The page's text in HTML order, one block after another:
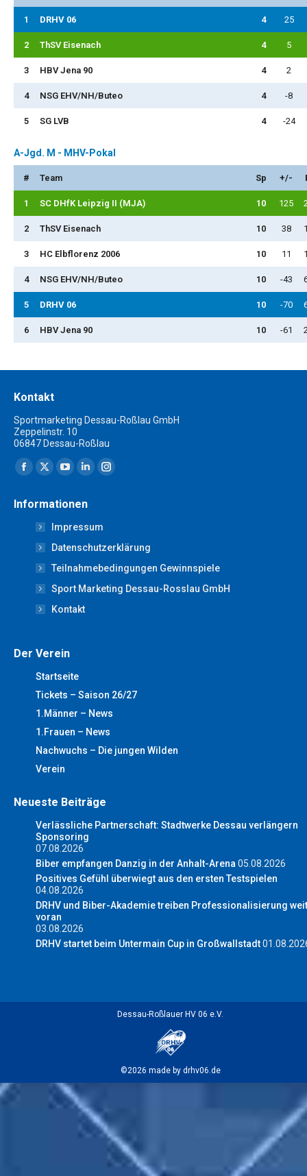
1 DRHV 06 4 25
2 ThSV Eisenach 4 5
3 HBV Jena 90 4 2
4 NSG EHV/NH/Buteo 4 -8
5 SG LVB 4 -24
A-Jgd. M - MHV-Pokal
# Team Sp +/-
1 SC DHfK Leipzig II (MJA) 10 125
2 ThSV Eisenach 10 38
3 HC Elbflorenz 2006 10 11
4 NSG EHV/NH/Buteo 10 -43
5 DRHV 06 10 -70
6 HBV Jena 90 10 -61
Kontakt
Sportmarketing Dessau-Roßlau GmbH
Zeppelinstr. 10
06847 Dessau-Roßlau
Finden Sie uns auf:
Facebook
opens
new
window
X
opens
in
new
window
YouTube
opens
in
new
window
Linkedin
opens
in
new
window
Instagram
new
window
Informationen
Impressum
Datenschutzerklärung
Teilnahmebedingungen Gewinnspiele
Sport Marketing Dessau-Rosslau GmbH
Kontakt
Der Verein
Startseite
Tickets – Saison 26/27
1.Männer – News
1.Frauen – News
Nachwuchs – Die jungen Wilden
Verein
Neueste Beiträge
Verlässliche Partnerschaft: Stadtwerke Dessau verlängern
Sponsoring
07.08.2026
Biber empfangen Danzig in der Anhalt-Arena 05.08.2026
Positives Gefühl überwiegt aus den ersten Testspielen
04.08.2026
DRHV und Biber-Akademie treiben Professionalisierung
voran
03.08.2026
DRHV startet beim Untermain Cup in Großwallstadt
Dessau-Roßlauer HV 06 e.V.
©2026 made by drhv06.de